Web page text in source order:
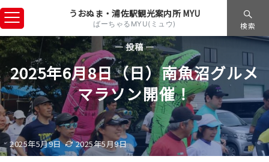
うおぬま・浦佐駅観光案内所 MYU
ばーちゃるMYU(ミュウ) 検索
— 投稿 —
2025年6月8日（日）南魚沼グルメ
マラソン開催！
2025年5月9日 2025年5月9日